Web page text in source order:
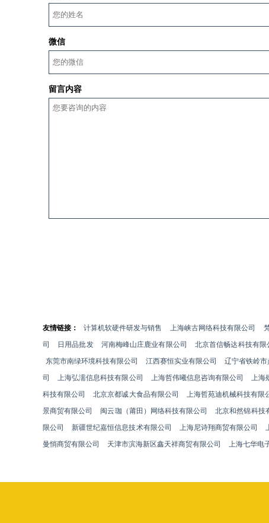
微信
留言内容
友情链接： 计算机软硬件研发与销售 上海峡古网络科技有限公司
司
日用品批发 河南梅峰山庄鹿业有限公司 北京首信畅达科技有限
东莞市南绿环境科技有限公司
江西赛恒实业有限公司 辽宁省铁岭市
司
上海弘濡信息科技有限公司 上海哲伟曦信息咨询有限公司 上海
科技有限公司
北京京都诚大食品有限公司 上海哲苑迪机械科技有限
景商贸有限公司
闽云珈（莆田）网络科技有限公司 北京和然锦科技
限公司
新疆世纪嘉恒信息技术有限公司 上海尼诗翔商贸有限公司
曼悄商贸有限公司
天津市滨海新区鑫天祥商贸有限公司 上海七华电